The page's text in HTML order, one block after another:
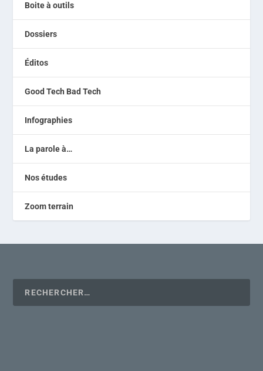
Boite à outils
Dossiers
Éditos
Good Tech Bad Tech
Infographies
La parole à…
Nos études
Zoom terrain